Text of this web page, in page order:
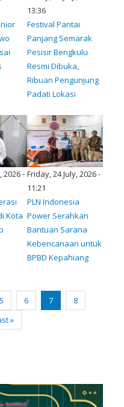
13:36
Festival Pantai
Panjang Semarak
Pesisir Bengkulu
Resmi Dibuka,
Ribuan Pengunjung
Padati Lokasi
2026 -
Kota
Friday, 24 July, 2026 -
11:21
PLN Indonesia
Power Serahkan
Bantuan Sarana
Kebencanaan untuk
BPBD Kepahiang
Page
5 Page
6
Current
page
7 Page
8
»